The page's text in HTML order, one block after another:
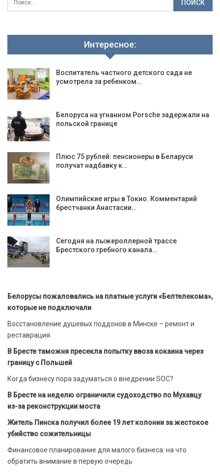
Интересное:
Воспитатель частного детского сада не
усмотрела за ребенком…
Белоруса на угнанном Porsche задержали на
польской границе
Плюс 75 рублей: пенсионеры в Беларуси
получат надбавку к…
Олимпийские игры в Токио. Комментарий
брестчанки Анастасии…
Сегодня на лыжероллерной трассе
Брестского гребного канала…
Белорусы пожаловались на платные услуги «Белтелекома»,
которые не подключали
Восстановление душевых поддонов в Минске – ремонт и
реставрация
В Бресте таможня пресекла попытку ввоза кокаина через
границу с Польшей
Когда бизнесу пора задуматься о внедрении SOC?
В Бресте на неделю ограничили судоходство по Мухавцу
из-за реконструкции моста
Житель Пинска получил более 19 лет колонии за жестокое
убийство сожительницы
Финансовое планирование для малого бизнеса: на что
обратить внимание в первую очередь